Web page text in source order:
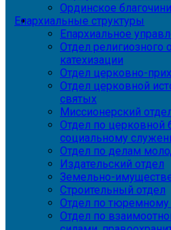
Ординское
Епархиальные структуры
Епархиальное
Отдел религиозного
катехизации
Отдел церковно-
Отдел церковной
святых
Миссионерский
Отдел по церковной
социальному
Отдел по делам
Издательский отдел
Земельно-
Строительный отдел
Отдел по
Отдел по